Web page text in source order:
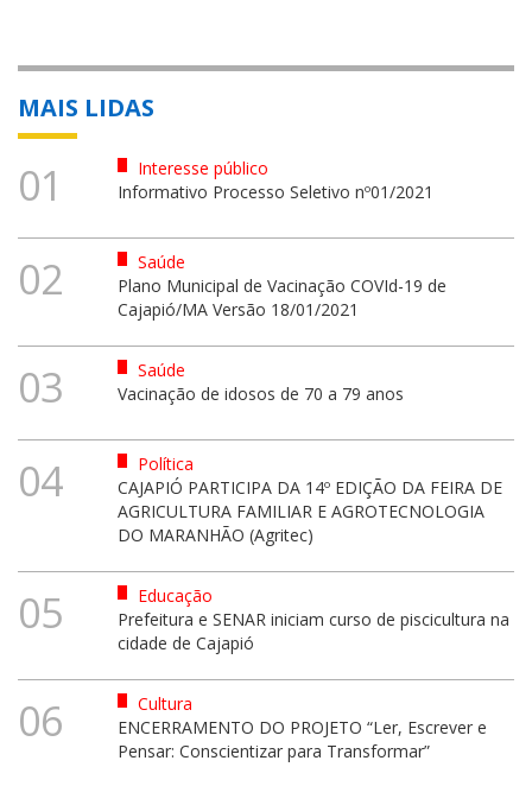
MAIS LIDAS
01
Interesse público
Informativo Processo Seletivo nº01/2021
02
Saúde
Plano Municipal de Vacinação COVId-19 de
Cajapió/MA Versão 18/01/2021
03
Saúde
Vacinação de idosos de 70 a 79 anos
04
Política
CAJAPIÓ PARTICIPA DA 14º EDIÇÃO DA FEIRA DE
AGRICULTURA FAMILIAR E AGROTECNOLOGIA
DO MARANHÃO (Agritec)
05
Educação
Prefeitura e SENAR iniciam curso de piscicultura na
cidade de Cajapió
06
Cultura
ENCERRAMENTO DO PROJETO “Ler, Escrever e
Pensar: Conscientizar para Transformar”